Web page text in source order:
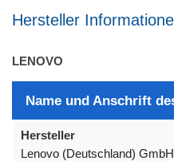
Hersteller
LENOVO
Name und Anschrift
Hersteller
Lenovo (Deutschland) GmbH